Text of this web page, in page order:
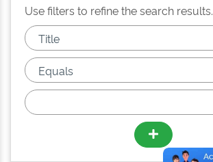
Use filters to refine the search results.